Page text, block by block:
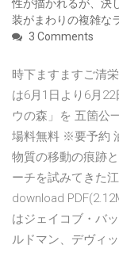
性が描かれるが、決
装がまわりの複雑な
3 Comments
時下ますますご清
は6月1日より6月
ウの森」を 五箇公
場料無料 ※要予約
物質の移動の痕跡
ーチを試みてきた
download
はジェイコブ・バ
ルドマン、デヴィ